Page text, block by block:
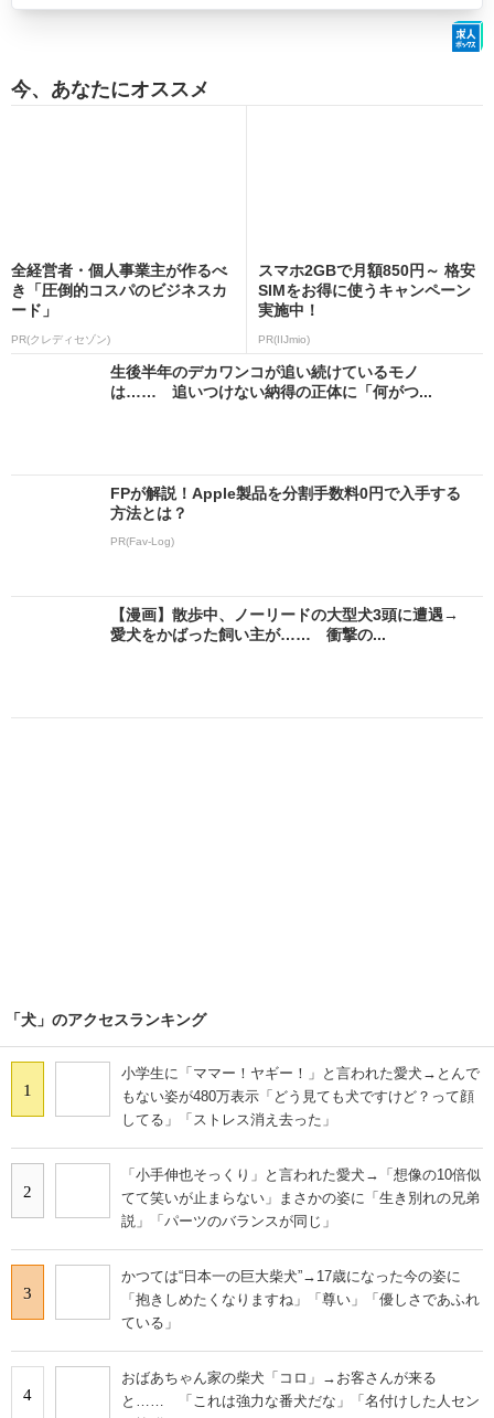
今、あなたにオススメ
全経営者・個人事業主が作るべ
き「圧倒的コスパのビジネスカ
ード」
PR(クレディセゾン)
スマホ2GBで月額850円～ 格安
SIMをお得に使うキャンペーン
実施中！
PR(IIJmio)
生後半年のデカワンコが追い続けているモノ
は…… 追いつけない納得の正体に「何がつ...
FPが解説！Apple製品を分割手数料0円で入手する
方法とは？
PR(Fav-Log)
【漫画】散歩中、ノーリードの大型犬3頭に遭遇→
愛犬をかばった飼い主が…… 衝撃の...
Special
【抽選で5,000円分】Amazonギフトカードが
当たる！読者アンケート実施中
「犬」のアクセスランキング
1
小学生に「ママー！ヤギー！」と言われた愛犬→とんで
もない姿が480万表示「どう見ても犬ですけど？って顔
してる」「ストレス消え去った」
2
「小手伸也そっくり」と言われた愛犬→「想像の10倍似
てて笑いが止まらない」まさかの姿に「生き別れの兄弟